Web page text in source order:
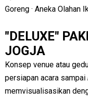
Goreng · Aneka Olahan
"DELUXE"
JOGJA
Konsep venue atau
persiapan acara sampai
memvisualisasikan